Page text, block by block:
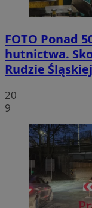
FOTO Ponad
hutnictwa.
Rudzie Śląskiej
20
9